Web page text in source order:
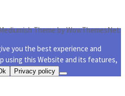
Theme by WowThemesNet.
you the best experience and
using this Website and its features,
Privacy policy